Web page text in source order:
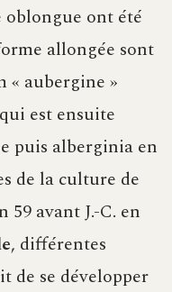
ont été
allongée sont
« aubergine »
est ensuite
puis alberginia en
de la culture de
59 avant J.-C. en
, différentes
de se développer